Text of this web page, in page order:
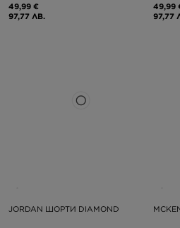
49,99 €
97,77 ЛВ.
49,99
97,77
JORDAN ШОРТИ DIAMOND